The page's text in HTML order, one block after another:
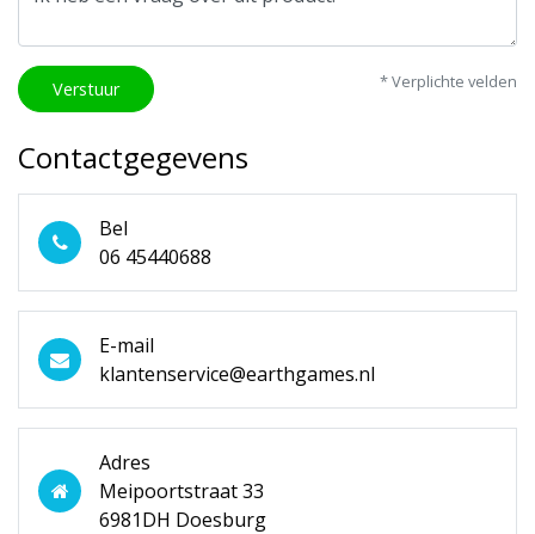
Verstuur * Verplichte velden
Contactgegevens
Bel
06 45440688
E-mail
klantenservice@earthgames.nl
Adres
Meipoortstraat 33
6981DH Doesburg